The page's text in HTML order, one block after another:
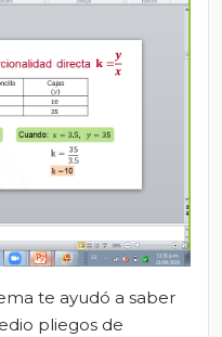
te ayudó a saber
pliegos de